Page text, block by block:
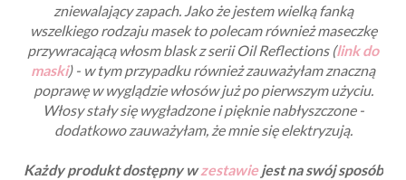
zniewalający zapach. Jako że jestem wielką fanką
wszelkiego rodzaju masek to polecam również maseczkę
przywracającą włosm blask z serii Oil Reflections (link do
maski) - w tym przypadku również zauważyłam znaczną
poprawę w wyglądzie włosów już po pierwszym użyciu.
Włosy stały się wygładzone i pięknie nabłyszczone -
dodatkowo zauważyłam, że mnie się elektryzują.
Każdy produkt dostępny wzestawiejest na swój sposób